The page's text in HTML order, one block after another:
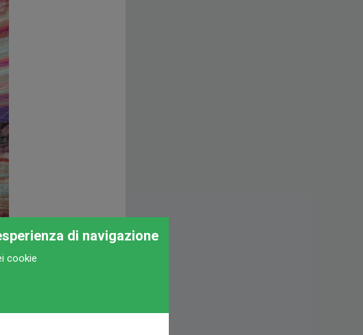
di navigazione
cookie